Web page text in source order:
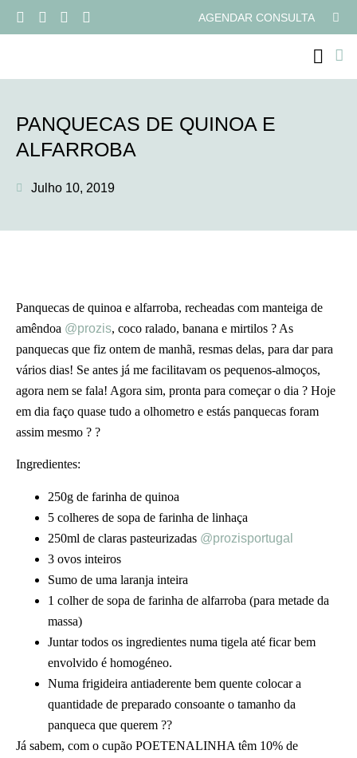
AGENDAR CONSULTA
PANQUECAS DE QUINOA E
ALFARROBA
Julho 10, 2019
Panquecas de quinoa e alfarroba, recheadas com manteiga de
amêndoa @prozis, coco ralado, banana e mirtilos ? As
panquecas que fiz ontem de manhã, resmas delas, para dar para
vários dias! Se antes já me facilitavam os pequenos-almoços,
agora nem se fala! Agora sim, pronta para começar o dia ? Hoje
em dia faço quase tudo a olhometro e estás panquecas foram
assim mesmo ? ?
Ingredientes:
250g de farinha de quinoa
5 colheres de sopa de farinha de linhaça
250ml de claras pasteurizadas @prozisportugal
3 ovos inteiros
Sumo de uma laranja inteira
1 colher de sopa de farinha de alfarroba (para metade da
massa)
Juntar todos os ingredientes numa tigela até ficar bem
envolvido é homogéneo.
Numa frigideira antiaderente bem quente colocar a
quantidade de preparado consoante o tamanho da
panqueca que querem ??
Já sabem, com o cupão POETENALINHA têm 10% de